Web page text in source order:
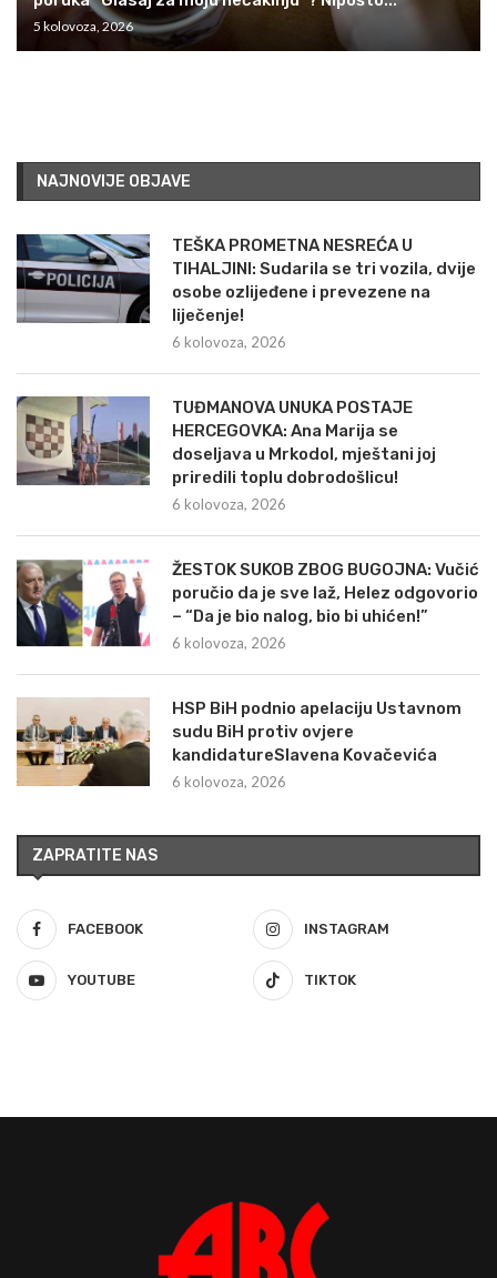
5 kolovoza, 2026
NAJNOVIJE OBJAVE
TEŠKA PROMETNA NESREĆA U
TIHALJINI: Sudarila se tri vozila, dvije
osobe ozlijeđene i prevezene na
liječenje!
6 kolovoza, 2026
TUĐMANOVA UNUKA POSTAJE
HERCEGOVKA: Ana Marija se
doseljava u Mrkodol, mještani joj
priredili toplu dobrodošlicu!
6 kolovoza, 2026
ŽESTOK SUKOB ZBOG BUGOJNA: Vučić
poručio da je sve laž, Helez odgovorio
– “Da je bio nalog, bio bi uhićen!”
6 kolovoza, 2026
HSP BiH podnio apelaciju Ustavnom
sudu BiH protiv ovjere
kandidatureSlavena Kovačevića
6 kolovoza, 2026
ZAPRATITE NAS
FACEBOOK INSTAGRAM
YOUTUBE TIKTOK